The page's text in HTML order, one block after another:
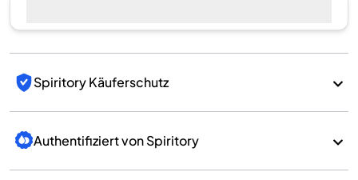
Spiritory Käuferschutz
Authentifiziert von Spiritory